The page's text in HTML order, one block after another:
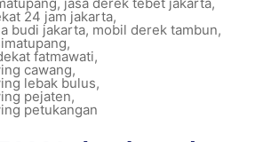
24 jam jakarta,
budi jakarta, mobil derek tambun,
,
fatmawati,
cawang,
lebak bulus,
pejaten,
petukangan